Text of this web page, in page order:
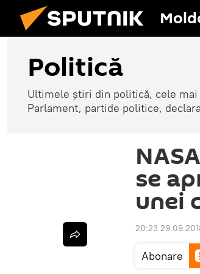
Politică
Ultimele știri din politică, cele
Parlament, partide politice,
se
unei
20:23
Abonare